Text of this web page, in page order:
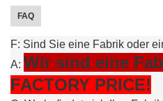
FAQ
F: Sind Sie eine Fabrik oder
A: Wir sind eine
FACTORY PRICE!